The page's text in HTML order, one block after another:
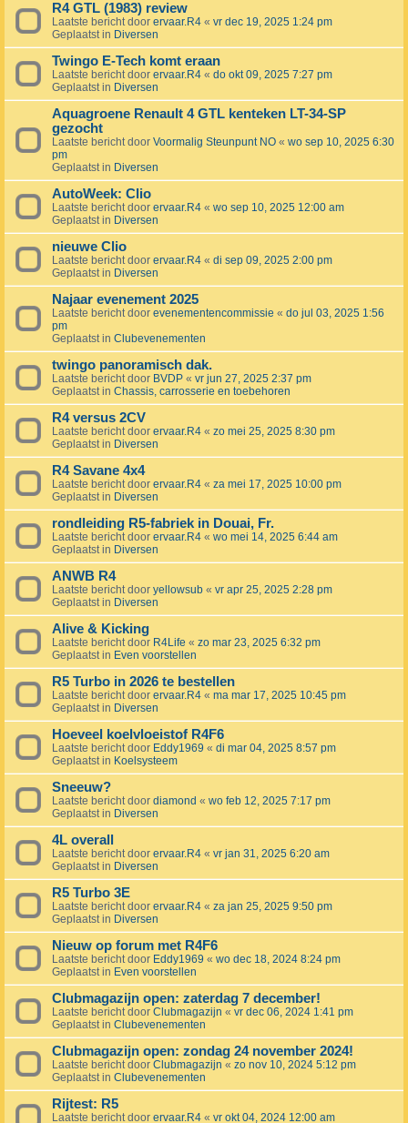
R4 GTL (1983) review
Laatste bericht door ervaar.R4 « vr dec 19, 2025 1:24 pm
Geplaatst in Diversen
Twingo E-Tech komt eraan
Laatste bericht door ervaar.R4 « do okt 09, 2025 7:27 pm
Geplaatst in Diversen
Aquagroene Renault 4 GTL kenteken LT-34-SP
gezocht
Laatste bericht door Voormalig Steunpunt NO « wo sep 10, 2025 6:30
pm
Geplaatst in Diversen
AutoWeek: Clio
Laatste bericht door ervaar.R4 « wo sep 10, 2025 12:00 am
Geplaatst in Diversen
nieuwe Clio
Laatste bericht door ervaar.R4 « di sep 09, 2025 2:00 pm
Geplaatst in Diversen
Najaar evenement 2025
Laatste bericht door evenementencommissie « do jul 03, 2025 1:56
pm
Geplaatst in Clubevenementen
twingo panoramisch dak.
Laatste bericht door BVDP « vr jun 27, 2025 2:37 pm
Geplaatst in Chassis, carrosserie en toebehoren
R4 versus 2CV
Laatste bericht door ervaar.R4 « zo mei 25, 2025 8:30 pm
Geplaatst in Diversen
R4 Savane 4x4
Laatste bericht door ervaar.R4 « za mei 17, 2025 10:00 pm
Geplaatst in Diversen
rondleiding R5-fabriek in Douai, Fr.
Laatste bericht door ervaar.R4 « wo mei 14, 2025 6:44 am
Geplaatst in Diversen
ANWB R4
Laatste bericht door yellowsub « vr apr 25, 2025 2:28 pm
Geplaatst in Diversen
Alive & Kicking
Laatste bericht door R4Life « zo mar 23, 2025 6:32 pm
Geplaatst in Even voorstellen
R5 Turbo in 2026 te bestellen
Laatste bericht door ervaar.R4 « ma mar 17, 2025 10:45 pm
Geplaatst in Diversen
Hoeveel koelvloeistof R4F6
Laatste bericht door Eddy1969 « di mar 04, 2025 8:57 pm
Geplaatst in Koelsysteem
Sneeuw?
Laatste bericht door diamond « wo feb 12, 2025 7:17 pm
Geplaatst in Diversen
4L overall
Laatste bericht door ervaar.R4 « vr jan 31, 2025 6:20 am
Geplaatst in Diversen
R5 Turbo 3E
Laatste bericht door ervaar.R4 « za jan 25, 2025 9:50 pm
Geplaatst in Diversen
Nieuw op forum met R4F6
Laatste bericht door Eddy1969 « wo dec 18, 2024 8:24 pm
Geplaatst in Even voorstellen
Clubmagazijn open: zaterdag 7 december!
Laatste bericht door Clubmagazijn « vr dec 06, 2024 1:41 pm
Geplaatst in Clubevenementen
Clubmagazijn open: zondag 24 november 2024!
Laatste bericht door Clubmagazijn « zo nov 10, 2024 5:12 pm
Geplaatst in Clubevenementen
Rijtest: R5
Laatste bericht door ervaar.R4 « vr okt 04, 2024 12:00 am